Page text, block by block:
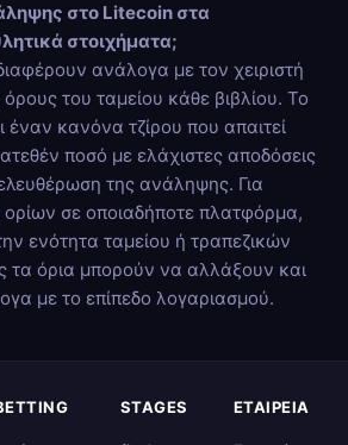
στο Litecoin στα
στοιχήματα;
ανάλογα με τον χειριστή
όρους του ταμείου κάθε βιβλίου. Το
κανόνα τζίρου που απαιτεί
ποσό με ελάχιστες αποδόσεις
της ανάληψης. Για
σε οποιαδήποτε πλατφόρμα,
ενότητα ταμείου ή τραπεζικών
όρια μπορούν να αλλάξουν και
με το επίπεδο λογαριασμού.
STAGES ΕΤΑΙΡΕΊΑ